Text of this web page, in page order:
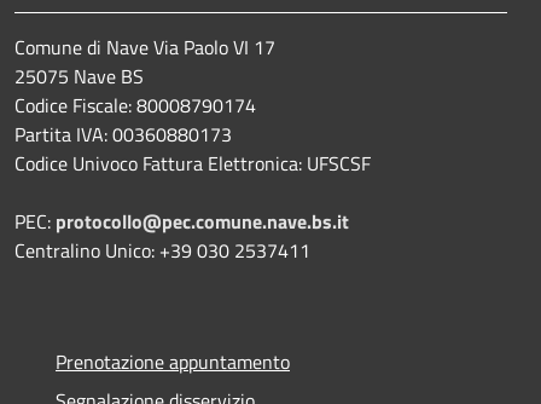
Comune di Nave Via Paolo VI 17
25075 Nave BS
Codice Fiscale: 80008790174
Partita IVA: 00360880173
Codice Univoco Fattura Elettronica: UFSCSF
PEC: protocollo@pec.comune.nave.bs.it
Centralino Unico: +39 030 2537411
Prenotazione appuntamento